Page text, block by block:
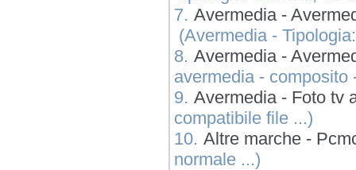
7. Avermedia -
(Avermedia -
8. Avermedia -
avermedia - composito
9. Avermedia - Foto tv
compatibile file ...)
10. Altre marche -
normale ...)